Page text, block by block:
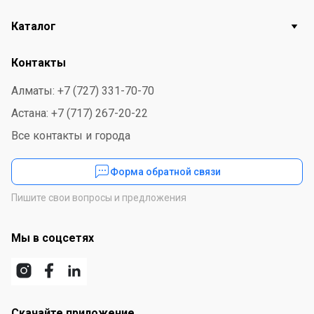
Каталог
Контакты
Алматы: +7 (727) 331-70-70
Астана: +7 (717) 267-20-22
Все контакты и города
Форма обратной связи
Пишите свои вопросы и предложения
Мы в соцсетях